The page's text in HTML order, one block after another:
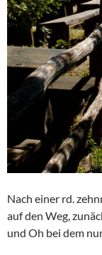
Nach einer rd.
auf den Weg,
und Oh bei dem